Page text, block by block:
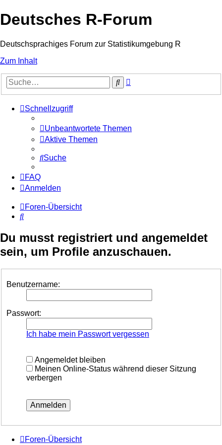
Deutsches R-Forum
Deutschsprachiges Forum zur Statistikumgebung R
Zum Inhalt
Suche
Schnellzugriff
Unbeantwortete Themen
Aktive Themen
Suche
FAQ
Anmelden
Foren-Übersicht
Suche
Du musst registriert und angemeldet
sein, um Profile anzuschauen.
Benutzername:
Passwort:
Ich habe mein Passwort vergessen
Angemeldet bleiben
Meinen Online-Status während dieser Sitzung
verbergen
Foren-Übersicht